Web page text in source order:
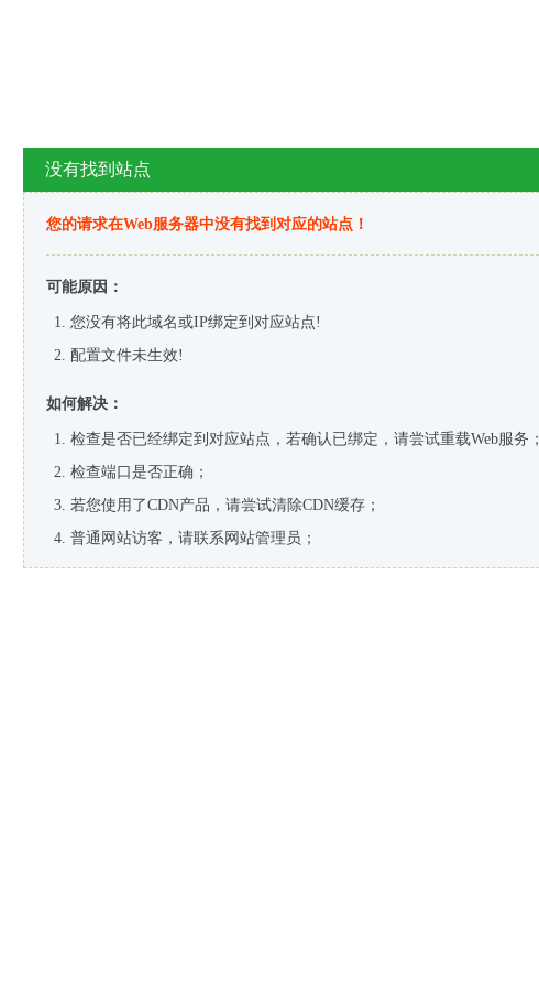
没有找到站点
您的请求在Web服务器中没有找到对应的站点！
可能原因：
您没有将此域名或IP绑定到对应站点!
配置文件未生效!
如何解决：
检查是否已经绑定到对应站点，若确认已绑定，请尝试重载Web服务；
检查端口是否正确；
若您使用了CDN产品，请尝试清除CDN缓存；
普通网站访客，请联系网站管理员；